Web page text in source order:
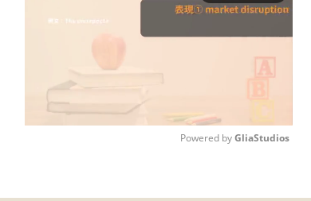
Powered by GliaStudios